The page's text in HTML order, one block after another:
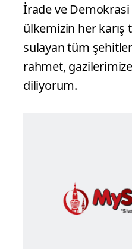
İrade ve
ülkemizin her karış
sulayan tüm
rahmet,
diliyorum.